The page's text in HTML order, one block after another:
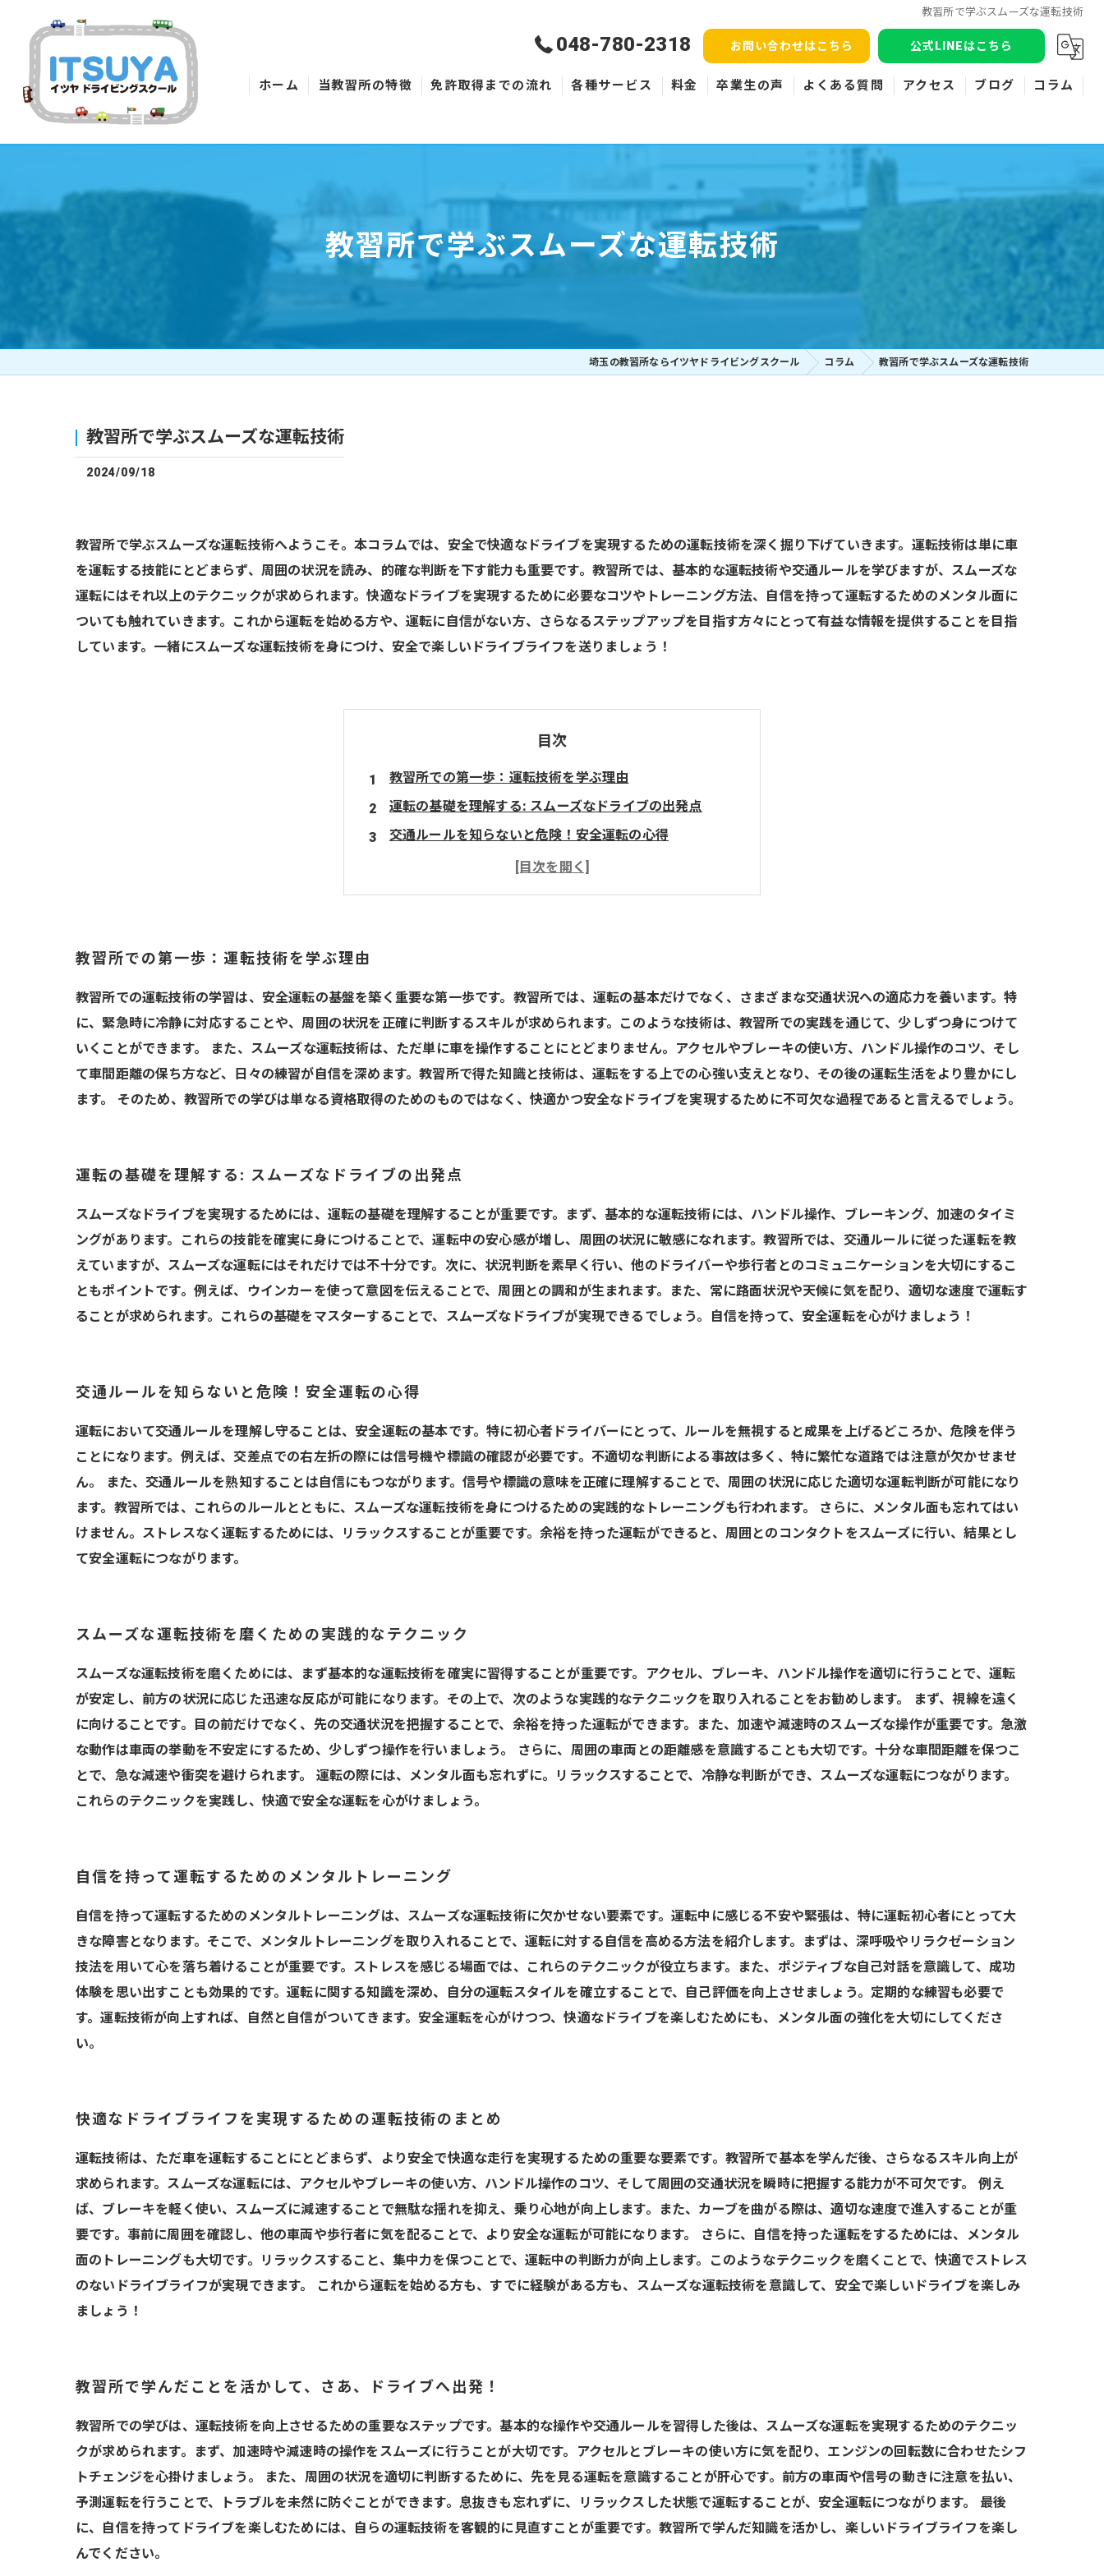
教習所で学ぶスムーズな運転技術
048-780-2318 お問い合わせはこちら 公式LINEはこちら
ホーム 当教習所の特徴 免許取得までの流れ 各種サービス
ペーパードライバー
料金 卒業生の声 よくある質問 アクセス ブログ コラム
教習所で学ぶスムーズな運転技術
埼玉の教習所ならイツヤドライビングスクール コラム 教習所で学ぶスムーズな運転技術
教習所で学ぶスムーズな運転技術
2024/09/18
教習所で学ぶスムーズな運転技術へようこそ。本コラムでは、安全で快適なドライブを実現するための運転技術を深く掘り下げていきます。運転技術は単に車
を運転する技能にとどまらず、周囲の状況を読み、的確な判断を下す能力も重要です。教習所では、基本的な運転技術や交通ルールを学びますが、スムーズな
運転にはそれ以上のテクニックが求められます。快適なドライブを実現するために必要なコツやトレーニング方法、自信を持って運転するためのメンタル面に
ついても触れていきます。これから運転を始める方や、運転に自信がない方、さらなるステップアップを目指す方々にとって有益な情報を提供することを目指
しています。一緒にスムーズな運転技術を身につけ、安全で楽しいドライブライフを送りましょう！
目次
教習所での第一歩：運転技術を学ぶ理由
運転の基礎を理解する: スムーズなドライブの出発点
交通ルールを知らないと危険！安全運転の心得
スムーズな運転技術を磨くための実践的なテクニック
自信を持って運転するためのメンタルトレーニング
教習所での第一歩：運転技術を学ぶ理由
教習所での運転技術の学習は、安全運転の基盤を築く重要な第一歩です。教習所では、運転の基本だけでなく、さまざまな交通状況への適応力を養います。特
に、緊急時に冷静に対応することや、周囲の状況を正確に判断するスキルが求められます。このような技術は、教習所での実践を通じて、少しずつ身につけて
いくことができます。 また、スムーズな運転技術は、ただ単に車を操作することにとどまりません。アクセルやブレーキの使い方、ハンドル操作のコツ、そし
て車間距離の保ち方など、日々の練習が自信を深めます。教習所で得た知識と技術は、運転をする上での心強い支えとなり、その後の運転生活をより豊かにし
ます。 そのため、教習所での学びは単なる資格取得のためのものではなく、快適かつ安全なドライブを実現するために不可欠な過程であると言えるでしょう。
運転の基礎を理解する: スムーズなドライブの出発点
スムーズなドライブを実現するためには、運転の基礎を理解することが重要です。まず、基本的な運転技術には、ハンドル操作、ブレーキング、加速のタイミ
ングがあります。これらの技能を確実に身につけることで、運転中の安心感が増し、周囲の状況に敏感になれます。教習所では、交通ルールに従った運転を教
えていますが、スムーズな運転にはそれだけでは不十分です。次に、状況判断を素早く行い、他のドライバーや歩行者とのコミュニケーションを大切にするこ
ともポイントです。例えば、ウインカーを使って意図を伝えることで、周囲との調和が生まれます。また、常に路面状況や天候に気を配り、適切な速度で運転す
ることが求められます。これらの基礎をマスターすることで、スムーズなドライブが実現できるでしょう。自信を持って、安全運転を心がけましょう！
交通ルールを知らないと危険！安全運転の心得
運転において交通ルールを理解し守ることは、安全運転の基本です。特に初心者ドライバーにとって、ルールを無視すると成果を上げるどころか、危険を伴う
ことになります。例えば、交差点での右左折の際には信号機や標識の確認が必要です。不適切な判断による事故は多く、特に繁忙な道路では注意が欠かせませ
ん。 また、交通ルールを熟知することは自信にもつながります。信号や標識の意味を正確に理解することで、周囲の状況に応じた適切な運転判断が可能になり
ます。教習所では、これらのルールとともに、スムーズな運転技術を身につけるための実践的なトレーニングも行われます。 さらに、メンタル面も忘れてはい
けません。ストレスなく運転するためには、リラックスすることが重要です。余裕を持った運転ができると、周囲とのコンタクトをスムーズに行い、結果とし
て安全運転につながります。
スムーズな運転技術を磨くための実践的なテクニック
スムーズな運転技術を磨くためには、まず基本的な運転技術を確実に習得することが重要です。アクセル、ブレーキ、ハンドル操作を適切に行うことで、運転
が安定し、前方の状況に応じた迅速な反応が可能になります。その上で、次のような実践的なテクニックを取り入れることをお勧めします。 まず、視線を遠く
に向けることです。目の前だけでなく、先の交通状況を把握することで、余裕を持った運転ができます。また、加速や減速時のスムーズな操作が重要です。急激
な動作は車両の挙動を不安定にするため、少しずつ操作を行いましょう。 さらに、周囲の車両との距離感を意識することも大切です。十分な車間距離を保つこ
とで、急な減速や衝突を避けられます。 運転の際には、メンタル面も忘れずに。リラックスすることで、冷静な判断ができ、スムーズな運転につながります。
これらのテクニックを実践し、快適で安全な運転を心がけましょう。
自信を持って運転するためのメンタルトレーニング
自信を持って運転するためのメンタルトレーニングは、スムーズな運転技術に欠かせない要素です。運転中に感じる不安や緊張は、特に運転初心者にとって大
きな障害となります。そこで、メンタルトレーニングを取り入れることで、運転に対する自信を高める方法を紹介します。まずは、深呼吸やリラクゼーション
技法を用いて心を落ち着けることが重要です。ストレスを感じる場面では、これらのテクニックが役立ちます。また、ポジティブな自己対話を意識して、成功
体験を思い出すことも効果的です。運転に関する知識を深め、自分の運転スタイルを確立することで、自己評価を向上させましょう。定期的な練習も必要で
す。運転技術が向上すれば、自然と自信がついてきます。安全運転を心がけつつ、快適なドライブを楽しむためにも、メンタル面の強化を大切にしてくださ
い。
快適なドライブライフを実現するための運転技術のまとめ
運転技術は、ただ車を運転することにとどまらず、より安全で快適な走行を実現するための重要な要素です。教習所で基本を学んだ後、さらなるスキル向上が
求められます。スムーズな運転には、アクセルやブレーキの使い方、ハンドル操作のコツ、そして周囲の交通状況を瞬時に把握する能力が不可欠です。 例え
ば、ブレーキを軽く使い、スムーズに減速することで無駄な揺れを抑え、乗り心地が向上します。また、カーブを曲がる際は、適切な速度で進入することが重
要です。事前に周囲を確認し、他の車両や歩行者に気を配ることで、より安全な運転が可能になります。 さらに、自信を持った運転をするためには、メンタル
面のトレーニングも大切です。リラックスすること、集中力を保つことで、運転中の判断力が向上します。このようなテクニックを磨くことで、快適でストレス
のないドライブライフが実現できます。 これから運転を始める方も、すでに経験がある方も、スムーズな運転技術を意識して、安全で楽しいドライブを楽しみ
ましょう！
教習所で学んだことを活かして、さあ、ドライブへ出発！
教習所での学びは、運転技術を向上させるための重要なステップです。基本的な操作や交通ルールを習得した後は、スムーズな運転を実現するためのテクニッ
クが求められます。まず、加速時や減速時の操作をスムーズに行うことが大切です。アクセルとブレーキの使い方に気を配り、エンジンの回転数に合わせたシフ
トチェンジを心掛けましょう。 また、周囲の状況を適切に判断するために、先を見る運転を意識することが肝心です。前方の車両や信号の動きに注意を払い、
予測運転を行うことで、トラブルを未然に防ぐことができます。息抜きも忘れずに、リラックスした状態で運転することが、安全運転につながります。 最後
に、自信を持ってドライブを楽しむためには、自らの運転技術を客観的に見直すことが重要です。教習所で学んだ知識を活かし、楽しいドライブライフを楽し
んでください。